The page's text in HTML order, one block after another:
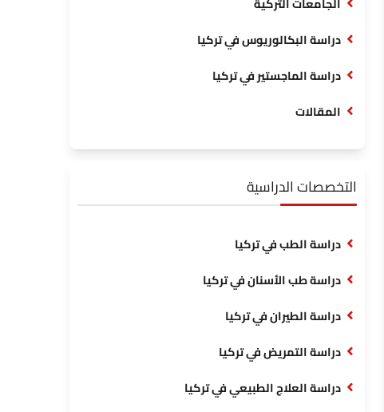
دراسة البكالوريوس في تركيا
دراسة الماجستير في تركيا
المقالات
التخصصات الدراسية
دراسة الطب في تركيا
دراسة طب الأسنان في تركيا
دراسة الطيران في تركيا
دراسة التمريض في تركيا
دراسة العلاج الطبيعي في تركيا